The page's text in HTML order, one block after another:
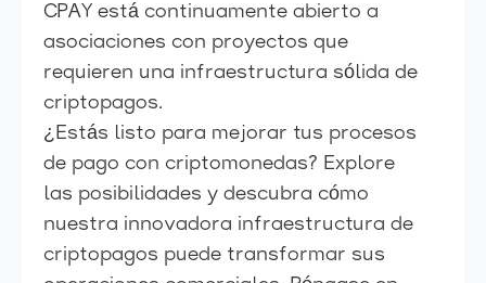
CPAY está continuamente abierto a
asociaciones con proyectos que
requieren una infraestructura sólida de
criptopagos.
¿Estás listo para mejorar tus procesos
de pago con criptomonedas? Explore
las posibilidades y descubra cómo
nuestra innovadora infraestructura de
criptopagos puede transformar sus